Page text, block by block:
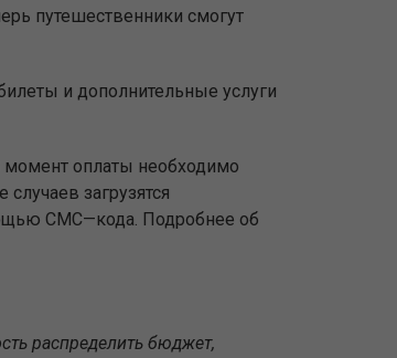
путешественники смогут
и дополнительные услуги
момент оплаты необходимо
загрузятся
СМС—кода. Подробнее об
распределить бюджет,